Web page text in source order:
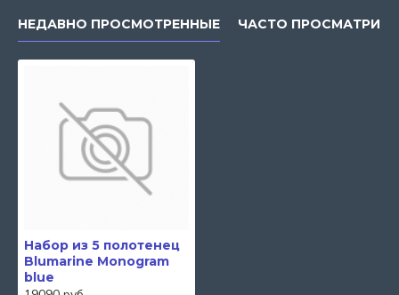
НЕДАВНО ПРОСМОТРЕННЫЕ ЧАСТО
Набор из 5 полотенец
Blumarine Monogram
blue